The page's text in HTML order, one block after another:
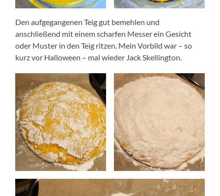
Den aufgegangenen Teig gut bemehlen und
anschließend mit einem scharfen Messer ein Gesicht
oder Muster in den Teig ritzen. Mein Vorbild war – so
kurz vor Halloween – mal wieder Jack Skellington.